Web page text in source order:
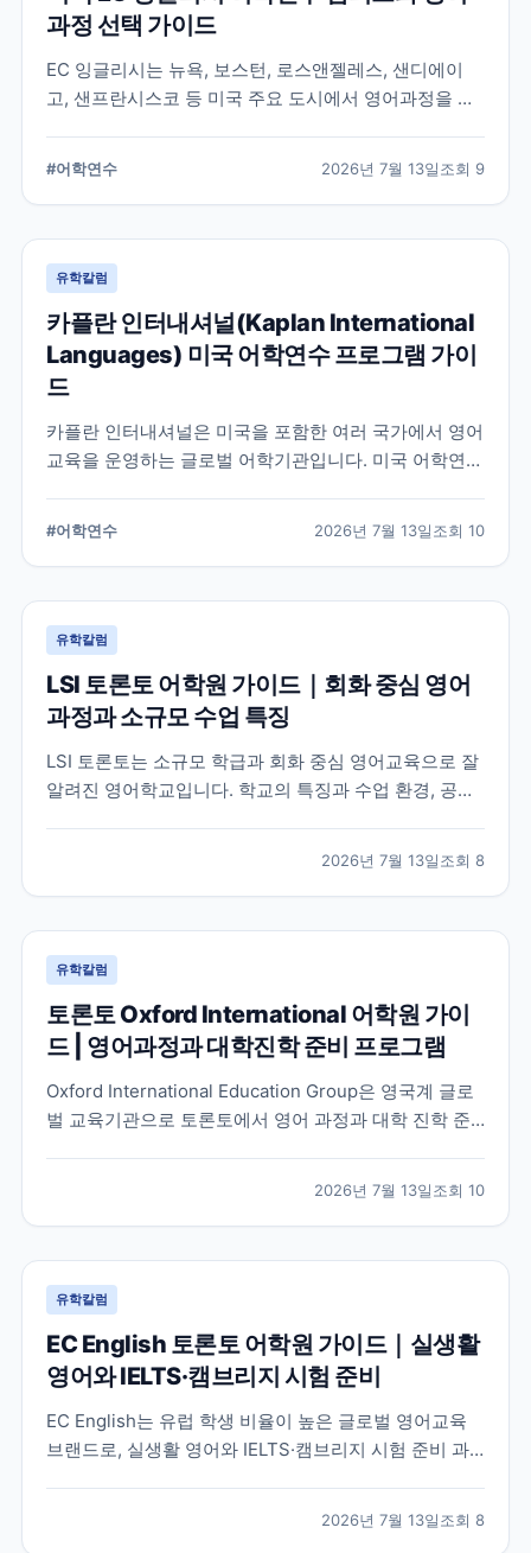
과정 선택 가이드
EC 잉글리시는 뉴욕, 보스턴, 로스앤젤레스, 샌디에이
고, 샌프란시스코 등 미국 주요 도시에서 영어과정을 안
할 내용을 정리합니다.
#어학연수 2026년 7월 13일조회 9
유학칼럼
카플란 인터내셔널(Kaplan International
Languages) 미국 어학연수 프로그램 가이
드
카플란 인터내셔널은 미국을 포함한 여러 국가에서 영어
교육을 운영하는 글로벌 어학기관입니다. 미국 어학연수
#어학연수 2026년 7월 13일조회 10
유학칼럼
LSI 토론토 어학원 가이드｜회화 중심 영어
과정과 소규모 수업 특징
LSI 토론토는 소규모 학급과 회화 중심 영어교육으로 잘
알려진 영어학교입니다. 학교의 특징과 수업 환경, 공식
2026년 7월 13일조회 8
유학칼럼
토론토 Oxford International 어학원 가이
드 | 영어과정과 대학진학 준비 프로그램
Oxford International Education Group은 영국계 글로
벌 교육기관으로 토론토에서 영어 과정과 대학 진학 준
2026년 7월 13일조회 10
유학칼럼
EC English 토론토 어학원 가이드｜실생활
영어와 IELTS·캠브리지 시험 준비
EC English는 유럽 학생 비율이 높은 글로벌 영어교육
브랜드로, 실생활 영어와 IELTS·캠브리지 시험 준비 과
2026년 7월 13일조회 8